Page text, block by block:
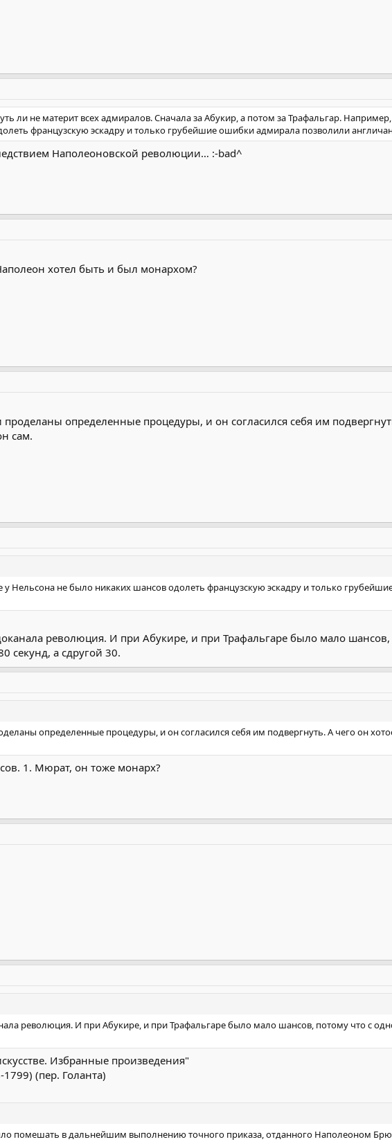
ли не материт всех адмиралов. Сначала за Абукир, а потом за Трафальгар.
французскую эскадру и только грубейшие ошибки адмирала позволили
Наполеоновской революции… :-bad^
хотел быть и был монархом?
определенные процедуры, и он согласился себя им
сам.
Нельсона не было никаких шансов одолеть французскую эскадру и только
революция. И при Абукире, и при Трафальгаре было мало шансов,
секунд, а сдругой 30.
определенные процедуры, и он согласился себя им подвергнуть. А чего он
1. Мюрат, он тоже монарх?
революция. И при Абукире, и при Трафальгаре было мало шансов, потому что с
Избранные произведения"
(пер. Голанта)
помешать в дальнейшим выполнению точного приказа, отданного Наполеоном